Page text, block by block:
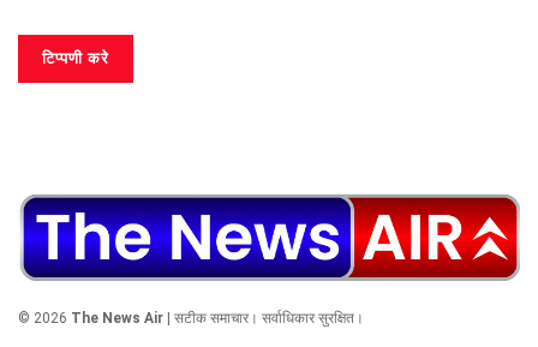
© 2026 The News Air | सटीक समाचार। सर्वाधिकार सुरक्षित।